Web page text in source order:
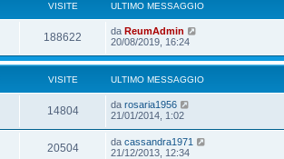
VISITE ULTIMO MESSAGGIO
188622 da ReumAdmin
20/08/2019, 16:24
VISITE ULTIMO MESSAGGIO
14804 da rosaria1956
21/01/2014, 1:02
20504 da cassandra1971
21/12/2013, 12:34